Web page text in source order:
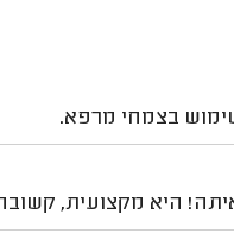
בצמחי מרפא.
היא מקצועית,